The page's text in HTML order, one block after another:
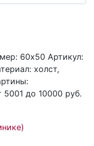
60x50 Артикул:
холст,
5001 до 10000 руб.